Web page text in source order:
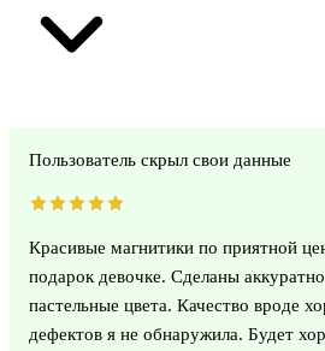
Пользователь скрыл свои данные
Красивые магнитики по приятной
подарок девочке. Сделаны
пастельные цвета. Качество вроде
дефектов я не обнаружила. Будет